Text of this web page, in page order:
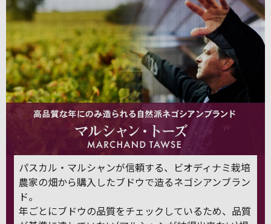
パスカル・マルシャンが信頼する、ビオディナミ栽培
農家の畑から購入したブドウで造るネゴシアンブラン
ド。
年ごとにブドウの品質をチェックしているため、品質